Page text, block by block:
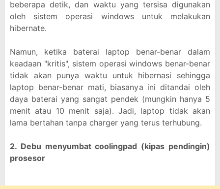
beberapa detik, dan waktu yang tersisa digunakan
oleh sistem operasi windows untuk melakukan
hibernate.
Namun, ketika baterai laptop benar-benar dalam
keadaan "kritis", sistem operasi windows benar-benar
tidak akan punya waktu untuk hibernasi sehingga
laptop benar-benar mati, biasanya ini ditandai oleh
daya baterai yang sangat pendek (mungkin hanya 5
menit atau 10 menit saja). Jadi, laptop tidak akan
lama bertahan tanpa charger yang terus terhubung.
2. Debu menyumbat coolingpad (kipas pendingin)
prosesor